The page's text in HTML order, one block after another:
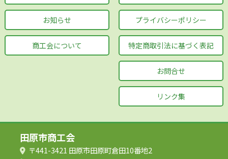
お知らせ
商工会について
プライバシーポリシー
特定商取引法に基づく表記
お問合せ
リンク集
田原市商工会
〒441-3421 田原市田原町倉田10番地2